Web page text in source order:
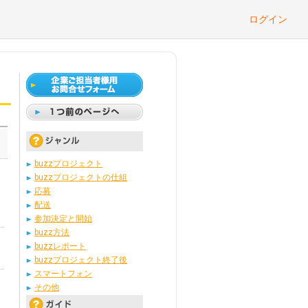
ログイン
buzzプロジェクト
buzzプロジェクトの仕組
応募
配送
参加決定と開始
buzz方法
buzzレポート
buzzプロジェクト終了後
スマートフォン
その他